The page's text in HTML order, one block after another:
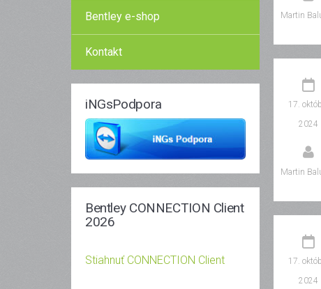
Bentley e-shop
Kontakt
iNGsPodpora
Bentley CONNECTION Client
2026
Stiahnuť CONNECTION Client
Martin
17.
2024
Martin
17.
2024